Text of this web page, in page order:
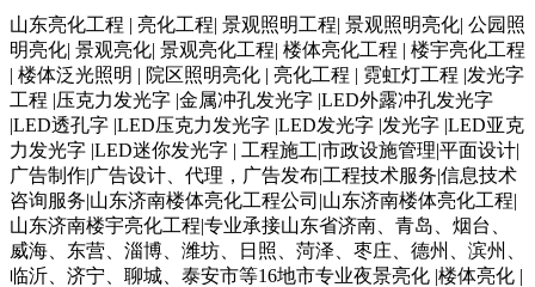
山东亮化工程 | 亮化工程| 景观照明工程| 景观照明亮化| 公园照
明亮化| 景观亮化| 景观亮化工程| 楼体亮化工程 | 楼宇亮化工程
| 楼体泛光照明 | 院区照明亮化 | 亮化工程 | 霓虹灯工程 |发光字
工程 |压克力发光字 |金属冲孔发光字 |LED外露冲孔发光字
|LED透孔字 |LED压克力发光字 |LED发光字 |发光字 |LED亚克
力发光字 |LED迷你发光字 | 工程施工|市政设施管理|平面设计|
广告制作|广告设计、代理，广告发布|工程技术服务|信息技术
咨询服务|山东济南楼体亮化工程公司|山东济南楼体亮化工程|
山东济南楼宇亮化工程|专业承接山东省济南、青岛、烟台、
威海、东营、淄博、潍坊、日照、菏泽、枣庄、德州、滨州、
临沂、济宁、聊城、泰安市等16地市专业夜景亮化 |楼体亮化 |